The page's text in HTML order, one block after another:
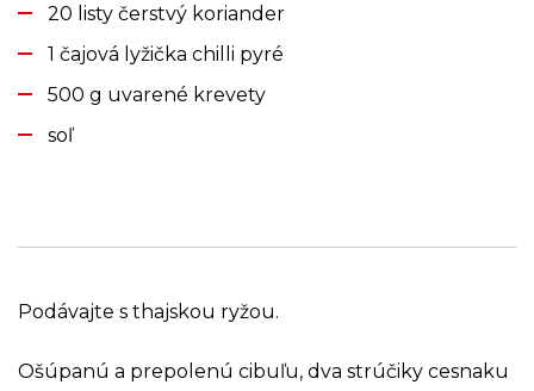
20 listy čerstvý koriander
1 čajová lyžička chilli pyré
500 g uvarené krevety
soľ
Podávajte s thajskou ryžou.
Ošúpanú a prepolenú cibuľu, dva strúčiky cesnaku